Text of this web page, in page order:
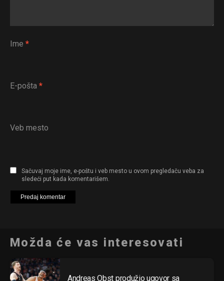
Ime *
E-pošta *
Veb mesto
Sačuvaj moje ime, e-poštu i veb mesto u ovom pregledaču veba za
sledeći put kada komentarišem.
Možda će vas interesovati
Andreas Obst produžio ugovor sa